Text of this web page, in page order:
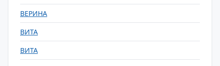
ВЕРИНА
ВИТА
ВИТА